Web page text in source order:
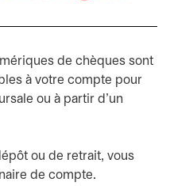
de chèques sont
à votre compte pour
ou à partir d'un
ou de retrait, vous
de compte.